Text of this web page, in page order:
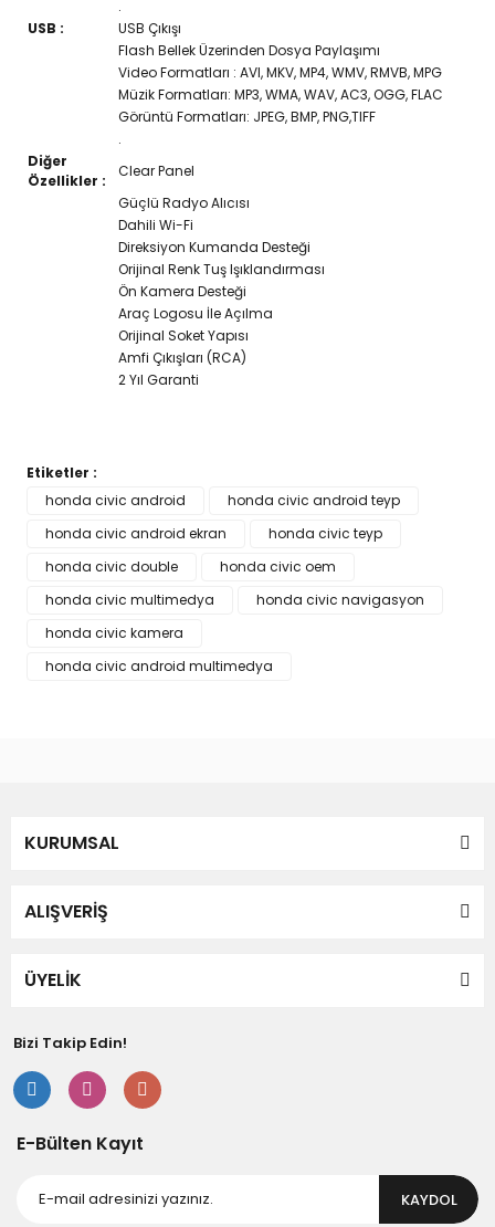
.
USB :
USB Çıkışı
Flash Bellek Üzerinden Dosya Paylaşımı
Video Formatları : AVI, MKV, MP4, WMV, RMVB, MPG
Müzik Formatları: MP3, WMA, WAV, AC3, OGG, FLAC
Görüntü Formatları: JPEG, BMP, PNG,TIFF
.
Diğer
Özellikler :
Clear Panel
Güçlü Radyo Alıcısı
Dahili Wi-Fi
Direksiyon Kumanda Desteği
Orijinal Renk Tuş Işıklandırması
Ön Kamera Desteği
Araç Logosu İle Açılma
Orijinal Soket Yapısı
Amfi Çıkışları (RCA)
2 Yıl Garanti
Bu ürüne ilk yorumu siz yapın!
Yorum Yaz
Bu ürünün fiyat bilgisi, resim, ürün açıklamalarında ve diğer
kullanarak tarafımıza iletebilirsiniz.
Görüş ve önerileriniz için teşekkür ederiz.
Ürün bilgilerinde hatalar bulunuyor.
Etiketler :
honda civic android
honda civic android teyp
honda civic android ekran
honda civic teyp
honda civic double
honda civic oem
honda civic multimedya
honda civic navigasyon
honda civic kamera
honda civic android multimedya
KURUMSAL
ALIŞVERİŞ
ÜYELİK
Bizi Takip Edin!
E-Bülten Kayıt
KAYDOL